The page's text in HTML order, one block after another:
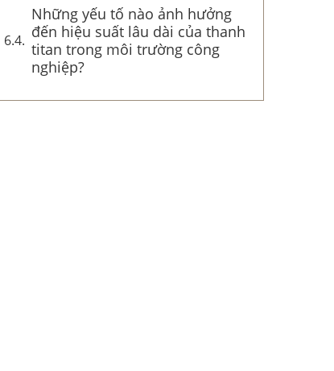
Những yếu tố nào ảnh hưởng
đến hiệu suất lâu dài của thanh
titan trong môi trường công
nghiệp?